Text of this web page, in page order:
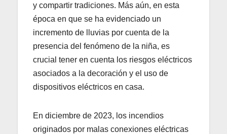
y compartir tradiciones. Más aún, en esta
época en que se ha evidenciado un
incremento de lluvias por cuenta de la
presencia del fenómeno de la niña, es
crucial tener en cuenta los riesgos eléctricos
asociados a la decoración y el uso de
dispositivos eléctricos en casa.
En diciembre de 2023, los incendios
originados por malas conexiones eléctricas